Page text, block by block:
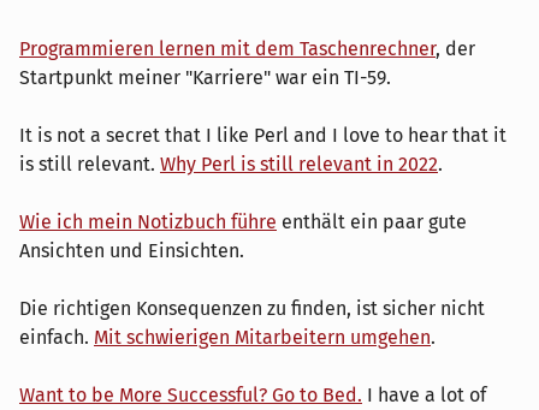
Programmieren lernen mit dem Taschenrechner, der
Startpunkt meiner "Karriere" war ein TI-59.
It is not a secret that I like Perl and I love to hear that it
is still relevant. Why Perl is still relevant in 2022.
Wie ich mein Notizbuch führe enthält ein paar gute
Ansichten und Einsichten.
Die richtigen Konsequenzen zu finden, ist sicher nicht
einfach. Mit schwierigen Mitarbeitern umgehen.
Want to be More Successful? Go to Bed. I have a lot of